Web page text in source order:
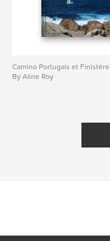
Camino Portugais et Finistère
By Aline Roy